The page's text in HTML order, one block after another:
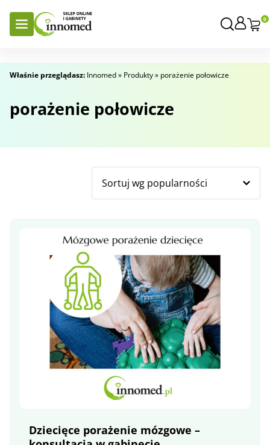
0
Właśnie przeglądasz: Innomed» Produkty» porażenie połowicze
porażenie połowicze
Dziecięce porażenie mózgowe –